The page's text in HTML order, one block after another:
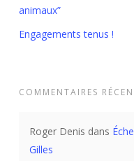
animaux”
Engagements tenus !
COMMENTAIRES
Roger Denis dans
Gilles